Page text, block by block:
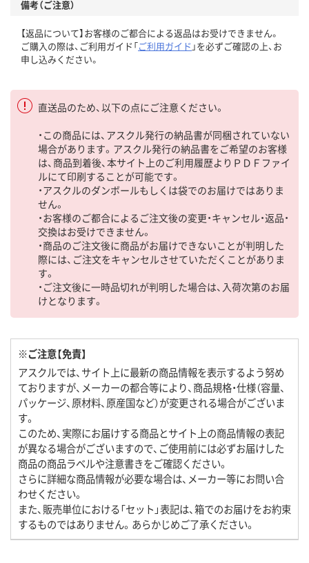
備考（ご注意）
【返品について】お客様のご都合による返品はお受けできません。
ご購入の際は、ご利用ガイド「ご利用ガイド 」を必ずご確認の上、お
申し込みください。
直送品のため、以下の点にご注意ください。
・この商品には、アスクル発行の納品書が同梱されていない
場合があります。アスクル発行の納品書をご希望のお客様
は、商品到着後、本サイト上のご利用履歴よりＰＤＦファイ
ルにて印刷することが可能です。
・アスクルのダンボールもしくは袋でのお届けではありま
せん。
・お客様のご都合によるご注文後の変更・キャンセル・返品・
交換はお受けできません。
・商品のご注文後に商品がお届けできないことが判明した
際には、ご注文をキャンセルさせていただくことがありま
す。
・ご注文後に一時品切れが判明した場合は、入荷次第のお届
けとなります。
※ご注意【免責】
アスクルでは、サイト上に最新の商品情報を表示するよう努め
ておりますが、メーカーの都合等により、商品規格・仕様（容量、
パッケージ、原材料、原産国など）が変更される場合がございま
す。
このため、実際にお届けする商品とサイト上の商品情報の表記
が異なる場合がございますので、ご使用前には必ずお届けした
商品の商品ラベルや注意書きをご確認ください。
さらに詳細な商品情報が必要な場合は、メーカー等にお問い合
わせください。
また、販売単位における「セット」表記は、箱でのお届けをお約束
するものではありません。あらかじめご了承ください。